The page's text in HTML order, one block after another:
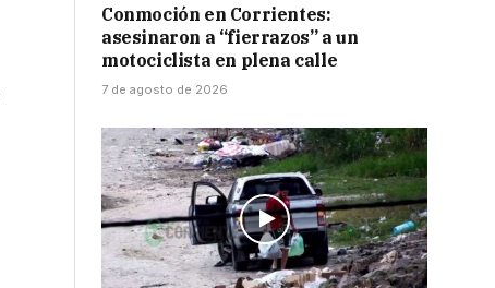
Conmoción en Corrientes:
asesinaron a “fierrazos” a un
motociclista en plena calle
7 de agosto de 2026